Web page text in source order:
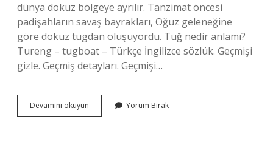
dünya dokuz bölgeye ayrılır. Tanzimat öncesi
padişahların savaş bayrakları, Oğuz geleneğine
göre dokuz tugdan oluşuyordu. Tuğ nedir anlamı?
Tureng – tugboat – Türkçe İngilizce sözlük. Geçmişi
gizle. Geçmiş detayları. Geçmişi…
Devamını okuyun
Tuğ
Yorum Bırak